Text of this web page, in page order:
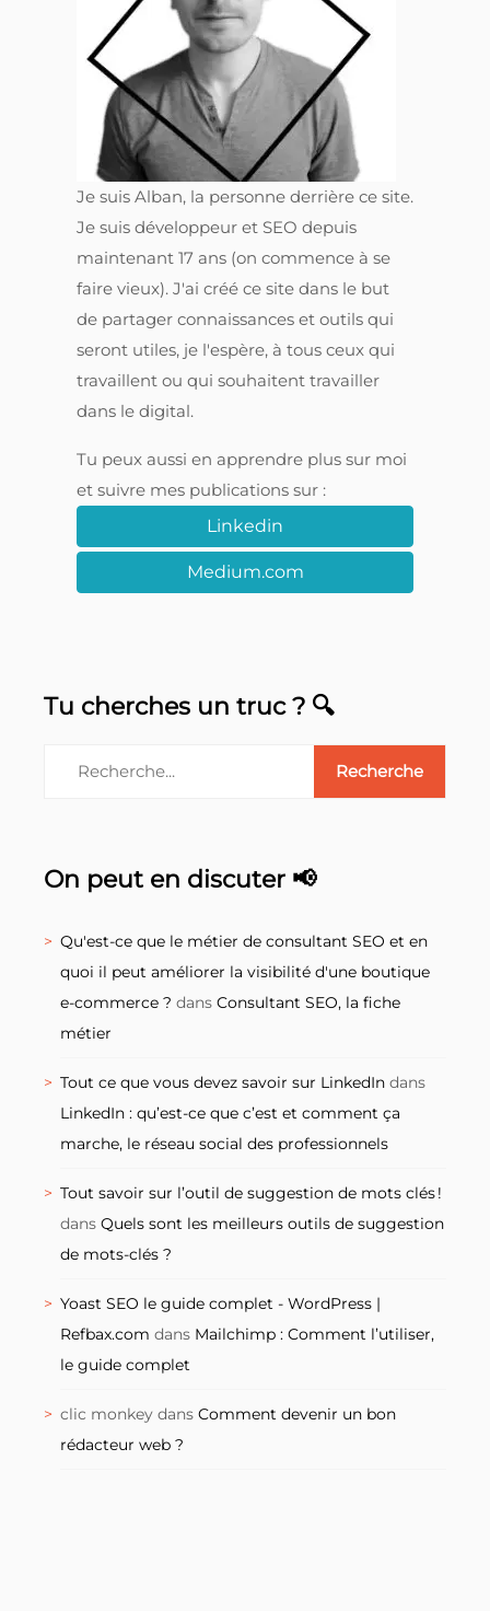
Je suis Alban, la personne derrière ce site.
Je suis développeur et SEO depuis
maintenant 17 ans (on commence à se
faire vieux). J'ai créé ce site dans le but
de partager connaissances et outils qui
seront utiles, je l'espère, à tous ceux qui
travaillent ou qui souhaitent travailler
dans le digital.
Tu peux aussi en apprendre plus sur moi
et suivre mes publications sur :
Linkedin
Medium.com
Tu cherches un truc ? 🔍
On peut en discuter 📢
Qu'est-ce que le métier de consultant SEO et en
quoi il peut améliorer la visibilité d'une boutique
e-commerce ? dans Consultant SEO, la fiche
métier
Tout ce que vous devez savoir sur LinkedIn dans
LinkedIn : qu’est-ce que c’est et comment ça
marche, le réseau social des professionnels
Tout savoir sur l’outil de suggestion de mots clés !
dans Quels sont les meilleurs outils de suggestion
de mots-clés ?
Yoast SEO le guide complet - WordPress |
Refbax.com dans Mailchimp : Comment l’utiliser,
le guide complet
clic monkey dans Comment devenir un bon
rédacteur web ?